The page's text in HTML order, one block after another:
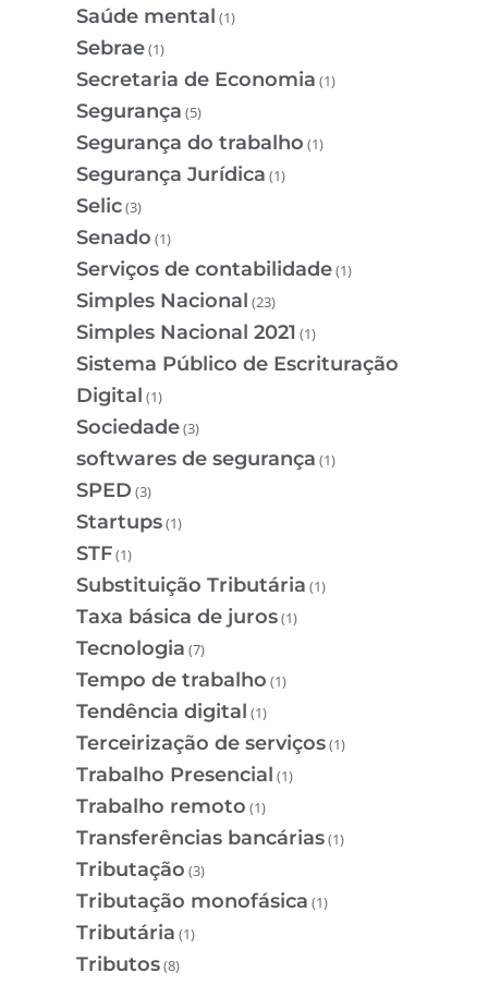
Saúde mental (1)
Sebrae(1)
Secretaria de Economia (1)
Segurança (5)
Segurança do trabalho (1)
Segurança Jurídica (1)
Selic(3)
Senado (1)
Serviços de contabilidade(1)
Simples Nacional (23)
Simples Nacional 2021 (1)
Sistema Público de Escrituração
Digital (1)
Sociedade(3)
softwares de segurança (1)
SPED (3)
Startups(1)
STF(1)
Substituição Tributária (1)
Taxa básica de juros(1)
Tecnologia (7)
Tempo de trabalho (1)
Tendência digital (1)
Terceirização de serviços(1)
Trabalho Presencial (1)
Trabalho remoto (1)
Transferências bancárias(1)
Tributação (3)
Tributação monofásica (1)
Tributária (1)
Tributos(8)